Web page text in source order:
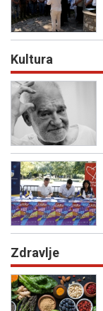
Kultura
Zdravlje